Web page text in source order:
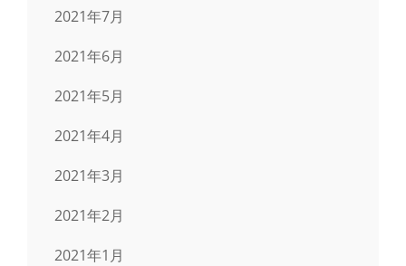
2021年7月
2021年6月
2021年5月
2021年4月
2021年3月
2021年2月
2021年1月